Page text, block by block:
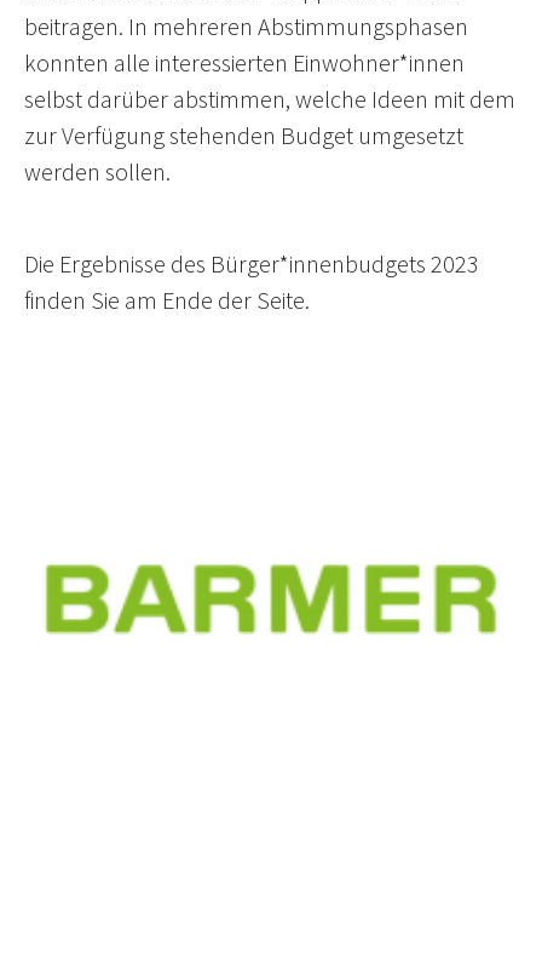
beitragen. In mehreren Abstimmungsphasen
konnten alle interessierten Einwohner*innen
selbst darüber abstimmen, welche Ideen mit dem
zur Verfügung stehenden Budget umgesetzt
werden sollen.
Die Ergebnisse des Bürger*innenbudgets 2023
finden Sie am Ende der Seite.